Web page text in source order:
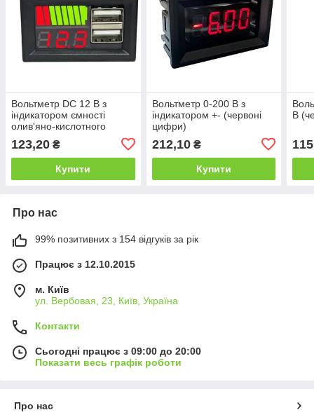
Вольтметр DC 12 В з
індикатором ємності
олив'яно-кислотного
портами заряджання
(червоні цифри)
123,20 ₴
Купити
Вольтметр 0-200 В з
індикатором +- (червоні
цифри)
212,10₴
Купити
В
Про нас
99% позитивних з 154 відгуків за рік
Працює з 12.10.2015
м. Київ
ул. Вербовая, 23, Київ, Україна
Контакти
Сьогодні працює з 09:00 до 20:00
Показати весь графік роботи
Про нас